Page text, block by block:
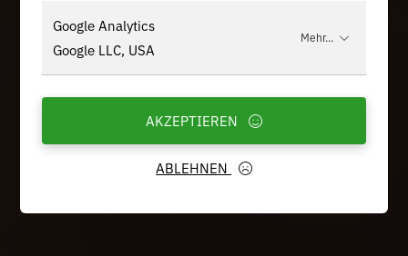
Google Analytics
Google LLC, USA
Mehr...
ABLEHNEN
AKZEPTIEREN